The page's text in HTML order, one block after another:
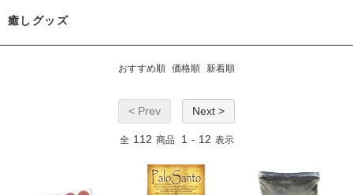
癒しグッズ
おすすめ順 価格順 新着順
< Prev Next >
全 112 商品 1 - 12 表示